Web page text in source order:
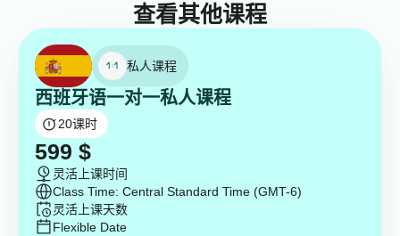
查看其他课程
私人课程
西班牙语一对一私人课程
20课时
599 $
灵活上课时间
Class Time: Central Standard Time (GMT-6)
灵活上课天数
Flexible Date